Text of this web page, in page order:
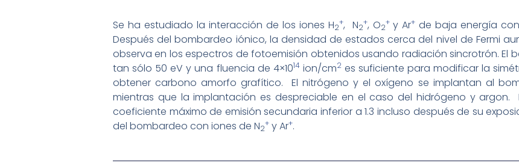
Se ha estudiado la interacción de los iones H2
+, N2
+, O2
+y Ar+ de baja energía
Después del bombardeo iónico, la densidad de estados cerca del nivel de Fermi
observa en los espectros de fotoemisión obtenidos usando radiación sincrotrón. El
tan sólo 50 eV y una fluencia de 4×1014ion/cm2es suficiente para modificar la
obtener carbono amorfo grafítico. El nitrógeno y el oxígeno se implantan al
mientras que la implantación es despreciable en el caso del hidrógeno y argon.
coeficiente máximo de emisión secundaria inferior a 1.3 incluso después de su
del bombardeo con iones de N2
+ y Ar+.